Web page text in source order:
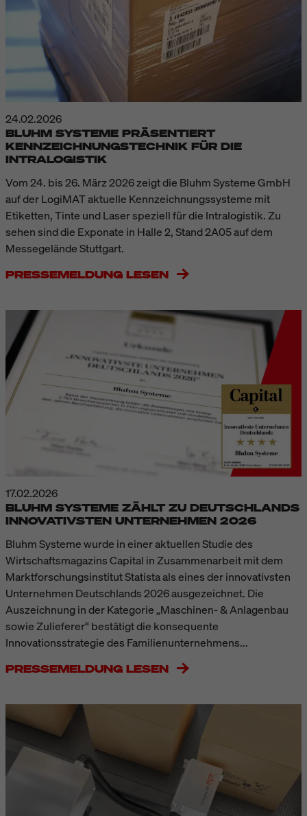
24.02.2026
BLUHM SYSTEME PRÄSENTIERT
KENNZEICHNUNGSTECHNIK FÜR DIE
INTRALOGISTIK
Vom 24. bis 26. März 2026 zeigt die Bluhm Systeme GmbH
auf der LogiMAT aktuelle Kennzeichnungssysteme mit
Etiketten, Tinte und Laser speziell für die Intralogistik. Zu
sehen sind die Exponate in Halle 2, Stand 2A05 auf dem
Messegelände Stuttgart.
PRESSEMELDUNG LESEN
17.02.2026
BLUHM SYSTEME ZÄHLT ZU DEUTSCHLANDS
INNOVATIVSTEN UNTERNEHMEN 2026
Bluhm Systeme wurde in einer aktuellen Studie des
Wirtschaftsmagazins Capital in Zusammenarbeit mit dem
Marktforschungsinstitut Statista als eines der innovativsten
Unternehmen Deutschlands 2026 ausgezeichnet. Die
Auszeichnung in der Kategorie „Maschinen- & Anlagenbau
sowie Zulieferer“ bestätigt die konsequente
Innovationsstrategie des Familienunternehmens...
PRESSEMELDUNG LESEN